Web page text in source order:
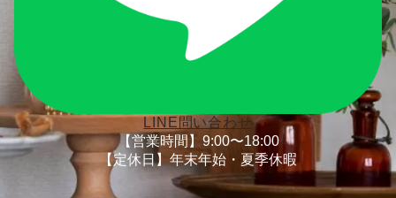
LINE問い合わせ
【営業時間】9:00〜18:00
【定休日】年末年始・夏季休暇